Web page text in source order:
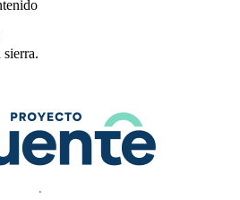
sierra.
.